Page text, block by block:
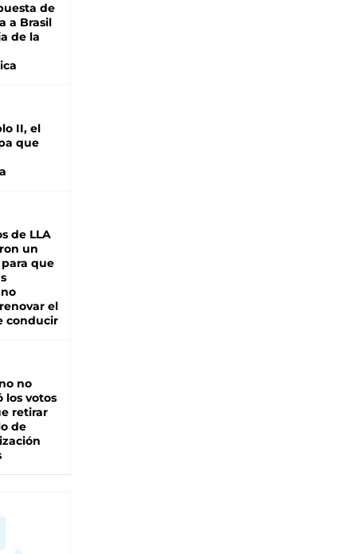
de
a Brasil
de la
II, el
que
de LLA
un
que
el
conducir
no
los votos
retirar
de